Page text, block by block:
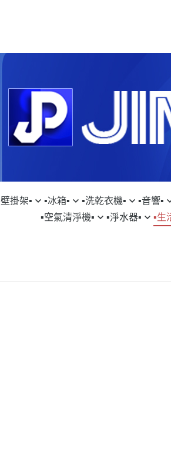
壁掛架▪︎ ▪︎冰箱▪︎
｜國際牌
▪︎洗乾衣機▪︎
▹PANASONIC｜國際牌
▪︎音響▪︎
▹SAMSUNG｜三星
▪︎空氣清淨機▪︎
▹LG｜樂金
▪︎淨水器▪︎ ▪︎生